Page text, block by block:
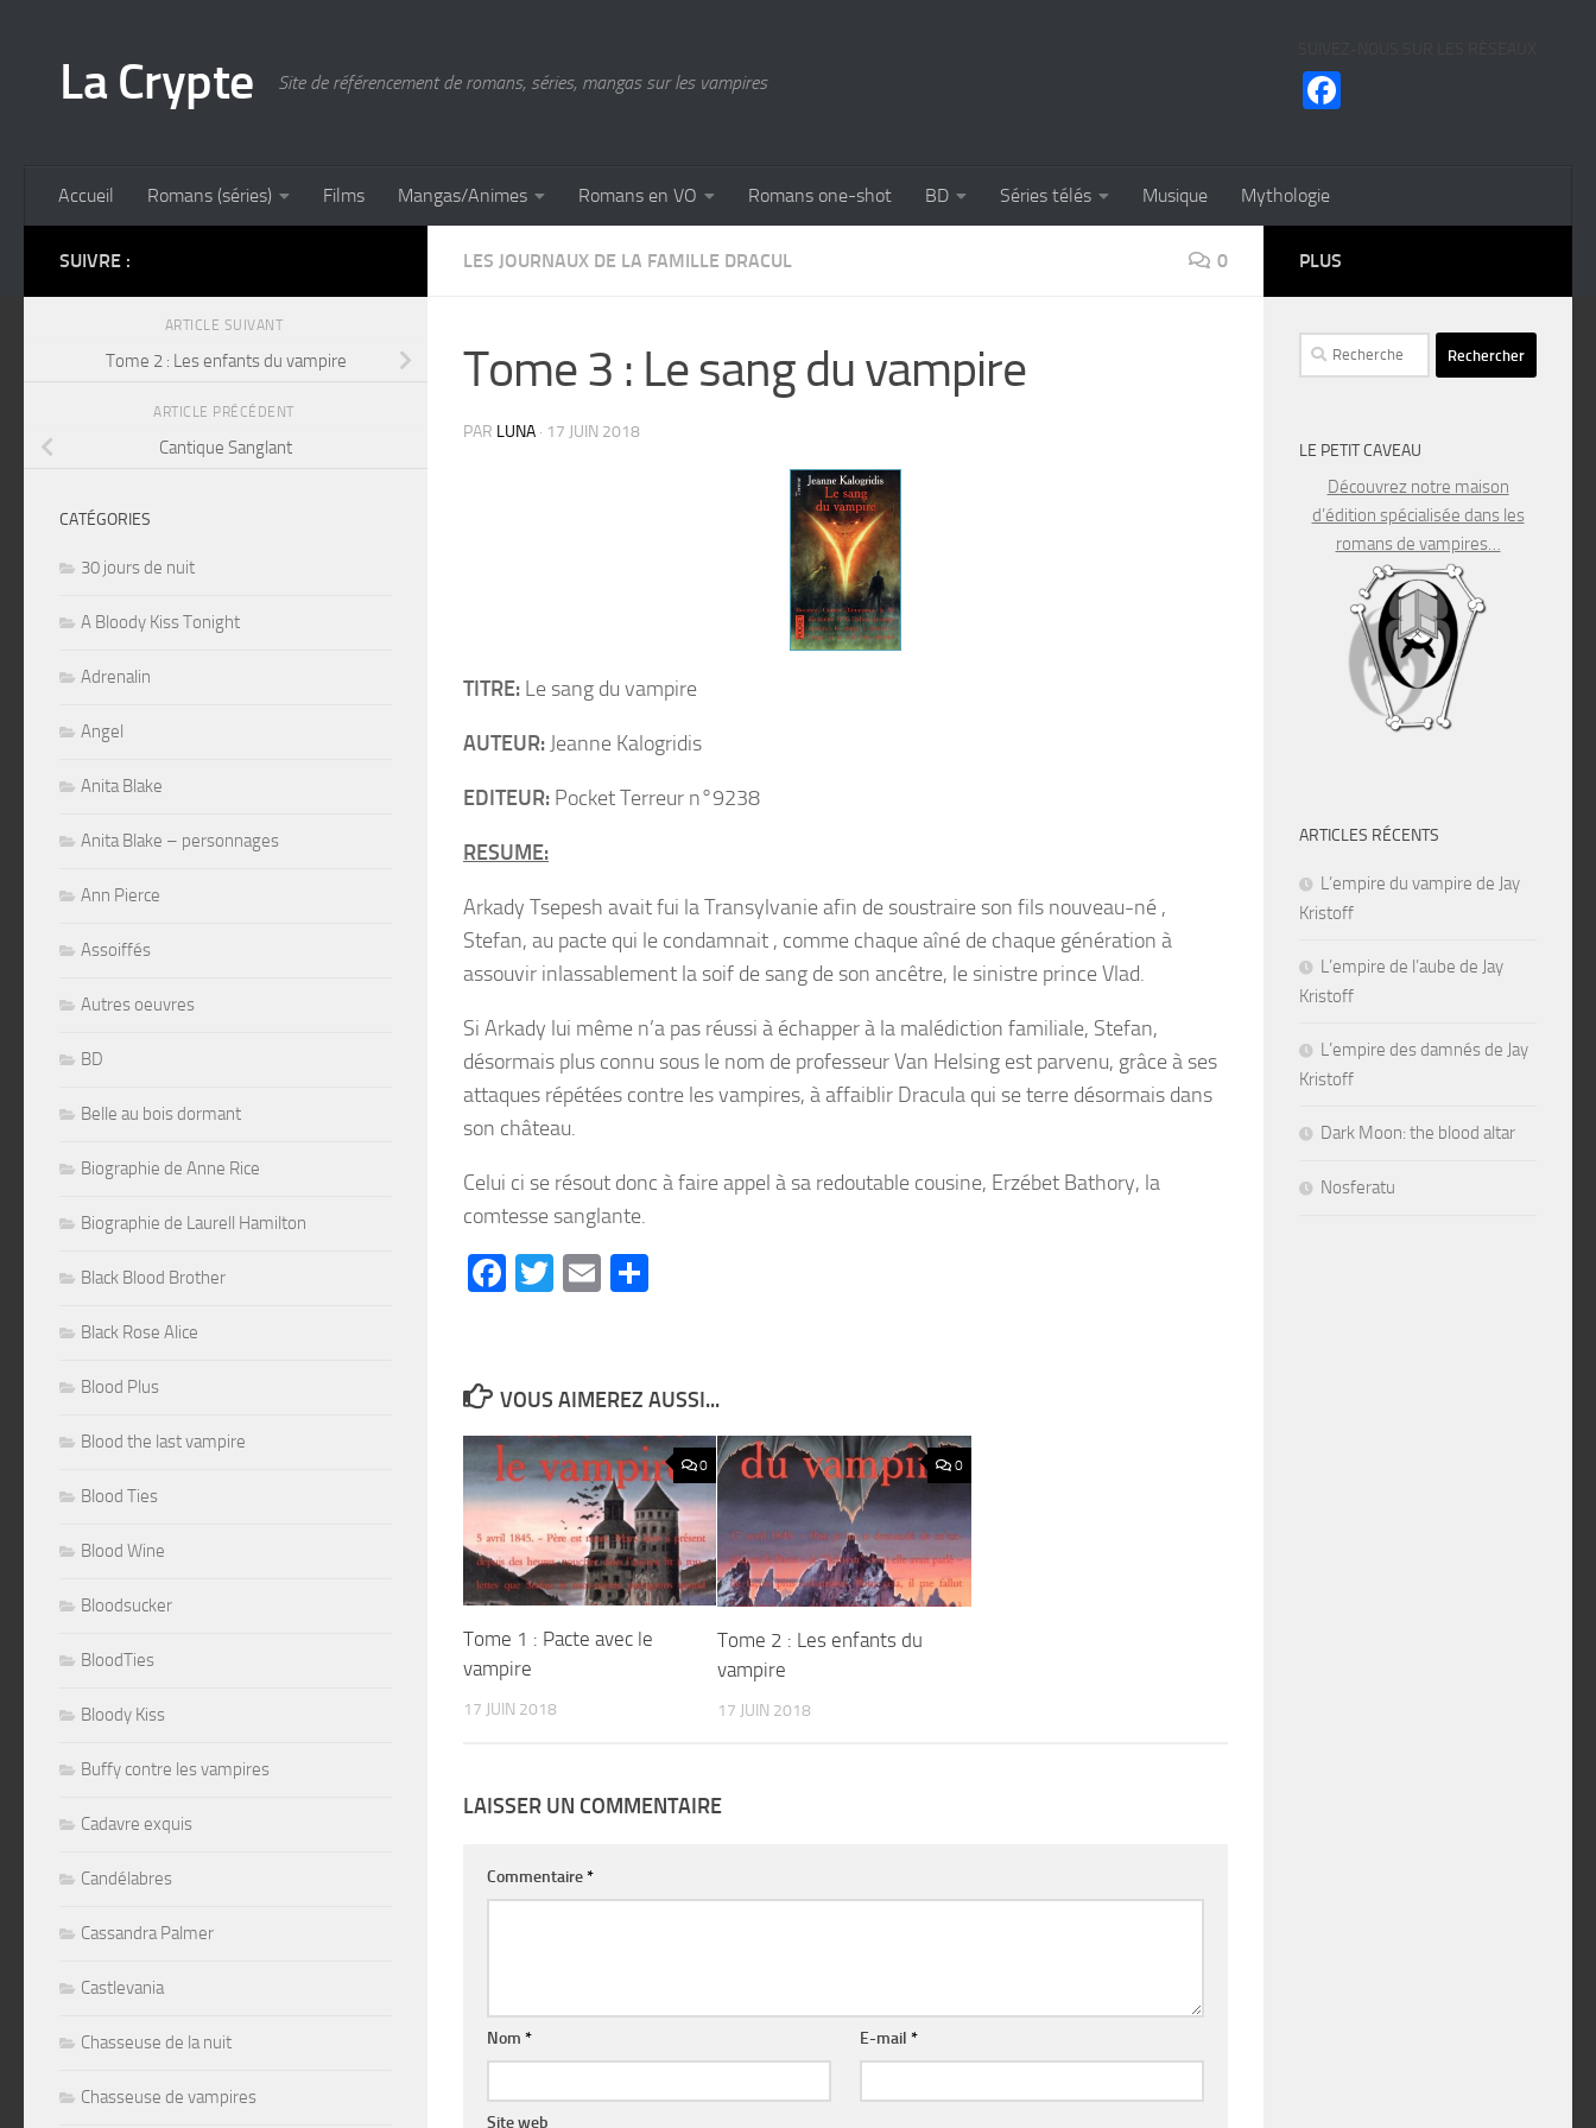
La Crypte Site de référencement de romans, séries, mangas sur les vampires
Accueil Romans (séries) Films Mangas/Animes Romans en VO Romans one-shot BD Séries télés Musique Mythologie
LES JOURNAUX DE LA FAMILLE DRACUL 0
Tome 3 : Le sang du vampire
PAR LUNA · 17 JUIN 2018
TITRE: Le sang du vampire
AUTEUR: Jeanne Kalogridis
EDITEUR: Pocket Terreur n°9238
RESUME:
Arkady Tsepesh avait fui la Transylvanie afin de soustraire son fils nouveau-né ,
Stefan, au pacte qui le condamnait , comme chaque aîné de chaque génération à
assouvir inlassablement la soif de sang de son ancêtre, le sinistre prince Vlad.
Si Arkady lui même n’a pas réussi à échapper à la malédiction familiale, Stefan,
désormais plus connu sous le nom de professeur Van Helsing est parvenu, grâce à ses
attaques répétées contre les vampires, à affaiblir Dracula qui se terre désormais dans
son château.
Celui ci se résout donc à faire appel à sa redoutable cousine, Erzébet Bathory, la
comtesse sanglante.
Facebook
Twitter
Email
VOUS AIMEREZ AUSSI...
0
Tome 1 : Pacte avec le
vampire
17 JUIN 2018
0
Tome 2 : Les enfants du
vampire
17 JUIN 2018
LAISSER UN COMMENTAIRE
Commentaire*
Nom * E-mail*
Site web
SUIVRE :
ARTICLE SUIVANT
Tome 2 : Les enfants du vampire
ARTICLE PRÉCÉDENT
Cantique Sanglant
CATÉGORIES
30 jours de nuit
A Bloody Kiss Tonight
Adrenalin
Angel
Anita Blake
Anita Blake – personnages
Ann Pierce
Assoiffés
Autres oeuvres
BD
Belle au bois dormant
Biographie de Anne Rice
Biographie de Laurell Hamilton
Black Blood Brother
Black Rose Alice
Blood Plus
Blood the last vampire
Blood Ties
Blood Wine
Bloodsucker
BloodTies
Bloody Kiss
Buffy contre les vampires
Cadavre exquis
Candélabres
Cassandra Palmer
Castlevania
Chasseuse de la nuit
Chasseuse de vampires
PLUS
Rechercher :
LE PETIT CAVEAU
Découvrez notre maison
d’édition spécialisée dans les
romans de vampires…
ARTICLES RÉCENTS
L’empire du vampire de Jay
Kristoff
L’empire de l’aube de Jay
Kristoff
L’empire des damnés de Jay
Kristoff
Dark Moon: the blood altar
Nosferatu